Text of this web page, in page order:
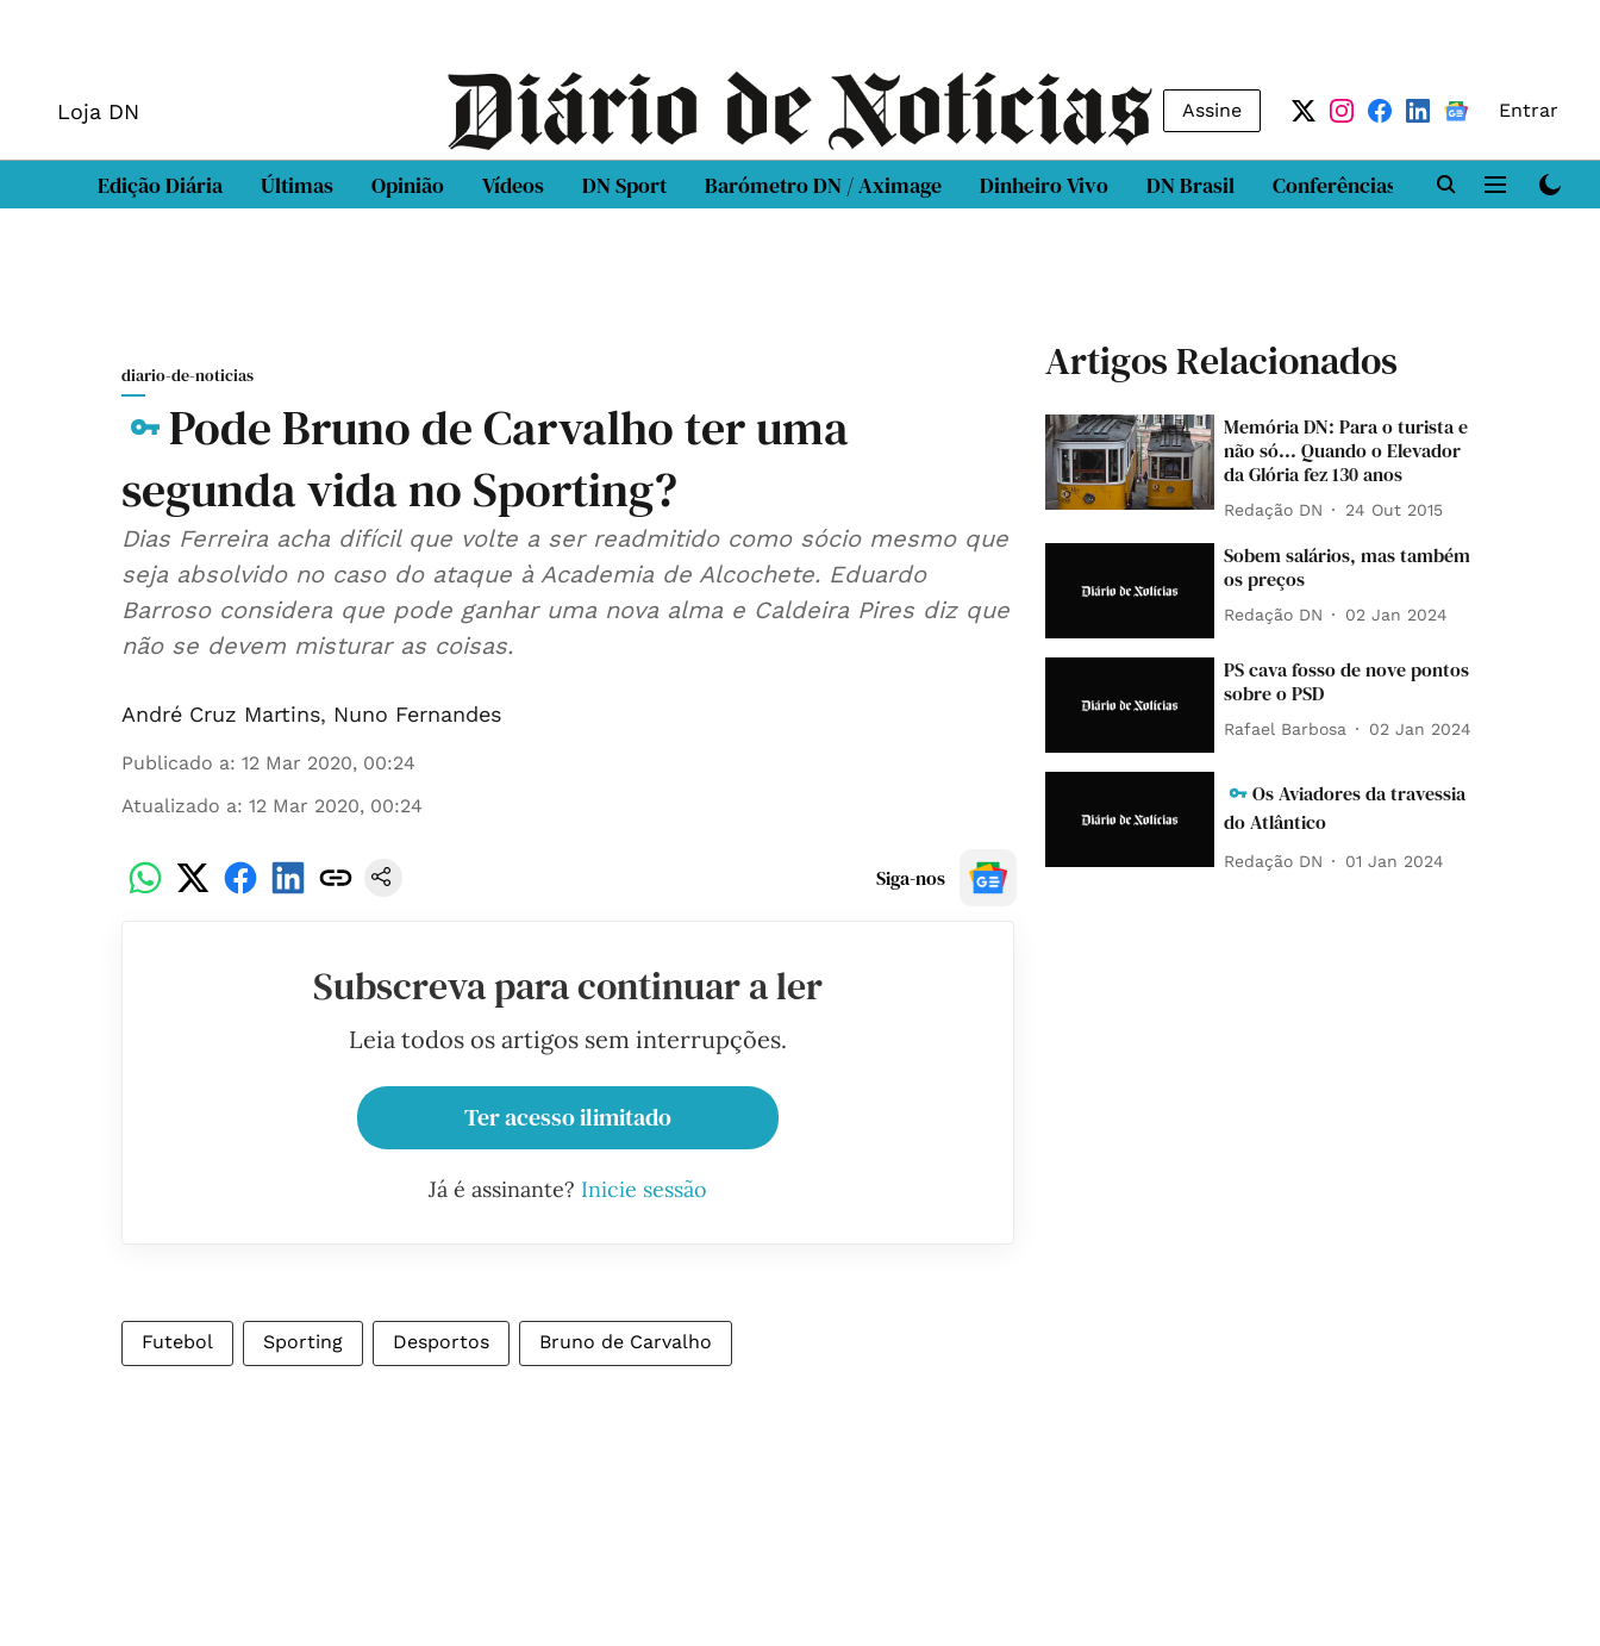
Loja DN Assine Entrar
Edição Diária Últimas Opinião Vídeos DN Sport Barómetro DN / Aximage Dinheiro Vivo DN Brasil Conferências DN LAB
diario-de-noticias
Pode Bruno de Carvalho ter uma
segunda vida no Sporting?
Dias Ferreira acha difícil que volte a ser readmitido como sócio mesmo que
seja absolvido no caso do ataque à Academia de Alcochete. Eduardo
Barroso considera que pode ganhar uma nova alma e Caldeira Pires diz que
não se devem misturar as coisas.
André Cruz Martins, Nuno Fernandes
Publicado a: 12 Mar 2020, 00:24
Atualizado a: 12 Mar 2020, 00:24
Siga-nos
Subscreva para continuar a ler
Leia todos os artigos sem interrupções.
Ter acesso ilimitado
Já é assinante? Inicie sessão
Futebol Sporting Desportos Bruno de Carvalho
Artigos Relacionados
Memória DN: Para o turista e
não só... Quando o Elevador
da Glória fez 130 anos
Redação DN 24 Out 2015
Sobem salários, mas também
os preços
Redação DN 02 Jan 2024
PS cava fosso de nove pontos
sobre o PSD
Rafael Barbosa 02 Jan 2024
Os Aviadores da travessia
do Atlântico
Redação DN 01 Jan 2024